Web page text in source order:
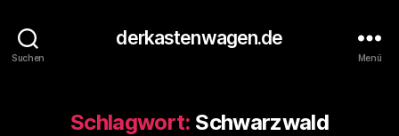
Suchen
derkastenwagen.de
Menü
Schlagwort: Schwarzwald